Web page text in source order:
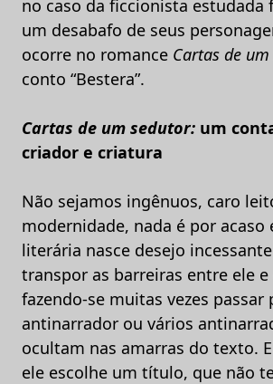
no caso da ficcionista estudada
um desabafo de seus
ocorre no romance Cartas de
conto “Bestera”.
Cartas de um sedutor: um
criador e criatura
Não sejamos ingênuos, caro
modernidade, nada é por acaso
literária nasce desejo
transpor as barreiras entre ele e
fazendo-se muitas vezes passar
antinarrador ou vários
ocultam nas amarras do texto.
ele escolhe um título, que não